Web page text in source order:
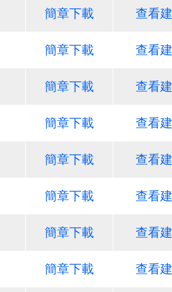
簡章下載 查看
簡章下載 查看
簡章下載 查看
簡章下載 查看
簡章下載 查看
簡章下載 查看
簡章下載 查看
簡章下載 查看